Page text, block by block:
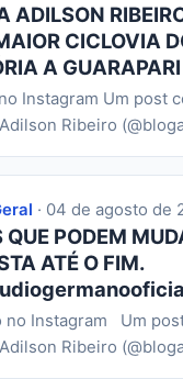
ADILSON
CICLOVIA
A
Instagram Um post
Ribeiro
· 04 de agosto de
PODEM
ATÉ O FIM.
no Instagram Um
Ribeiro